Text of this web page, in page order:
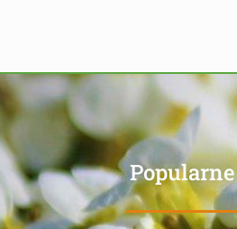
Popularne